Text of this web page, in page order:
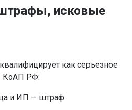
исковые
как серьезное
КоАП РФ:
и ИП — штраф